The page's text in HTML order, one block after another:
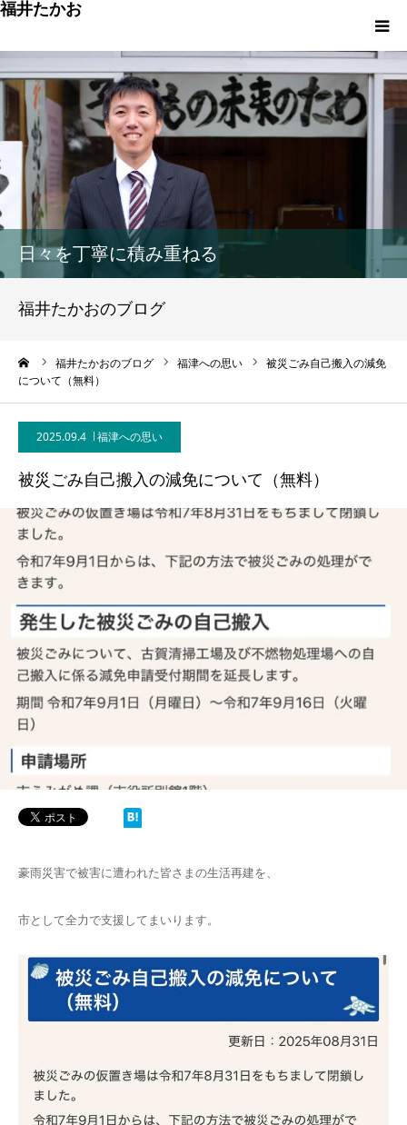
福井たかお
日々を丁寧に積み重ねる
福井たかおのブログ
福井たかおのブログ 福津への思い
被災ごみ自己搬入の減免
について（無料）
2025.09.4 福津への思い
被災ごみ自己搬入の減免について（無料）
豪雨災害で被害に遭われた皆さまの生活再建を、
市として全力で支援してまいります。
福津への想いと実績
重点政策と市役所活性化策
プロフィール
市政方針ーまちの未来を再設計ー